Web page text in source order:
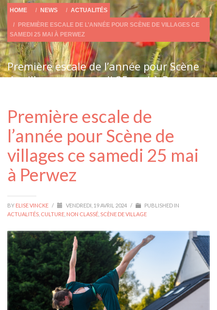
HOME NEWS ACTUALITÉS
PREMIÈRE ESCALE DE L’ANNÉE POUR SCÈNE DE VILLAGES CE
SAMEDI 25 MAI À PERWEZ
Première escale de l’année pour Scène
de villages ce samedi 25 mai à Perwez
Première escale de
l’année pour Scène de
villages ce samedi 25 mai
à Perwez
BY ELISE VINCKE / VENDREDI, 19 AVRIL 2024 /
PUBLISHED IN
ACTUALITÉS CULTURE NON CLASSÉ SCÈNE DE VILLAGE